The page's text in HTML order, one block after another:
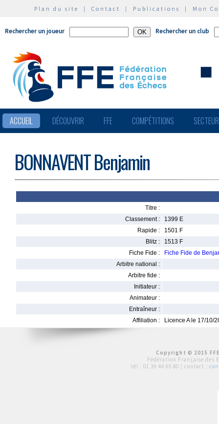
Plan du site | Contact | Publications | Mon
Rechercher un joueur Rechercher un club
ACCUEIL DÉCOUVRIR FFE COMPÉTITIONS
BONNAVENT Benjamin
Titre :
Classement :
1399 E
Rapide :
1501 F
Blitz :
1513 F
Fiche Fide :
Fiche Fide de
Arbitre national :
Arbitre fide :
Initiateur :
Animateur :
Entraîneur :
Affiliation :
Licence A le 17/10/
Copyright © 2015
Fédération Française des
tél : 01 39 44 65 80 | contact :